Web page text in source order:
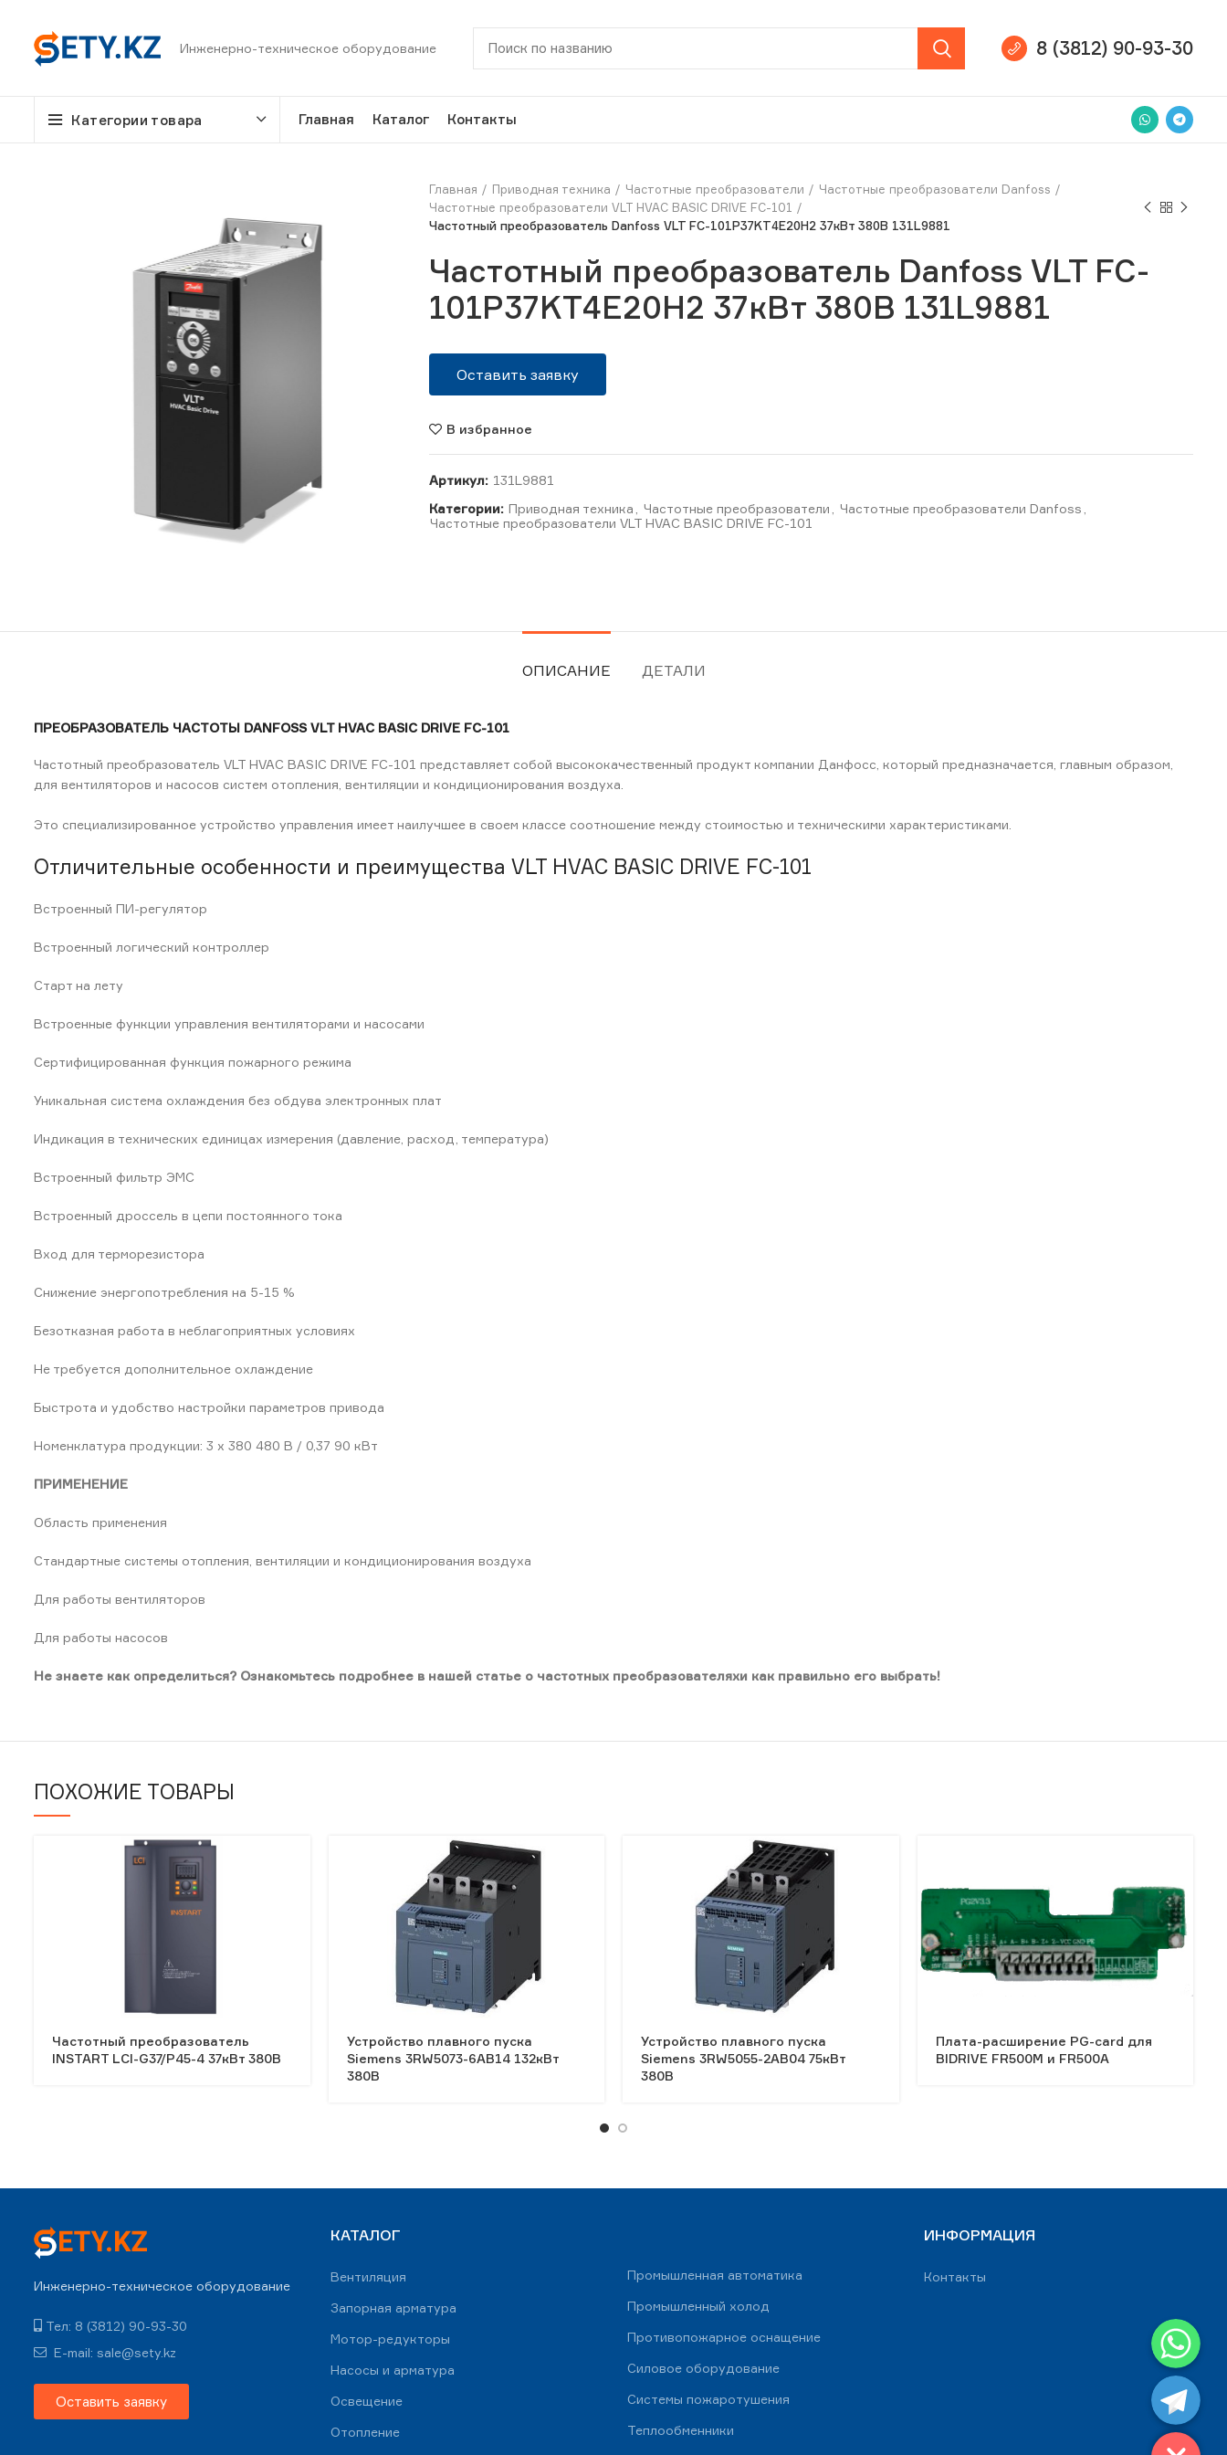
Инженерно-техническое оборудование 8 (3812) 90-93-30
Категории товара Главная Каталог Контакты
Главная Приводная техника Частотные преобразователи
Частотные преобразователи Danfoss
Частотные преобразователи VLT HVAC BASIC DRIVE FC-101
Частотный преобразователь Danfoss VLT FC-101P37KT4E20H2 37кВт 380В 131L9881
Частотный преобразователь Danfoss VLT FC-
101P37KT4E20H2 37кВт 380В 131L9881
Оставить заявку
В избранное
Артикул: 131L9881
Категории: Приводная техника Частотные преобразователи Частотные преобразователи Danfoss
Частотные преобразователи VLT HVAC BASIC DRIVE FC-101
ОПИСАНИЕ ДЕТАЛИ
ПРЕОБРАЗОВАТЕЛЬ ЧАСТОТЫ DANFOSS VLT HVAC BASIC DRIVE FC-101
Частотный преобразователь VLT HVAC BASIC DRIVE FC-101 представляет собой высококачественный продукт компании Данфосс, который предназначается, главным образом,
для вентиляторов и насосов систем отопления, вентиляции и кондиционирования воздуха.
Это специализированное устройство управления имеет наилучшее в своем классе соотношение между стоимостью и техническими характеристиками.
Отличительные особенности и преимущества VLT HVAC BASIC DRIVE FC-101
Встроенный ПИ-регулятор
Встроенный логический контроллер
Старт на лету
Встроенные функции управления вентиляторами и насосами
Сертифицированная функция пожарного режима
Уникальная система охлаждения без обдува электронных плат
Индикация в технических единицах измерения (давление, расход, температура)
Встроенный фильтр ЭМС
Встроенный дроссель в цепи постоянного тока
Вход для терморезистора
Снижение энергопотребления на 5-15 %
Безотказная работа в неблагоприятных условиях
Не требуется дополнительное охлаждение
Быстрота и удобство настройки параметров привода
Номенклатура продукции: 3 x 380 480 В / 0,37 90 кВт
ПРИМЕНЕНИЕ
Область применения
Стандартные системы отопления, вентиляции и кондиционирования воздуха
Для работы вентиляторов
Для работы насосов
Не знаете как определиться? Ознакомьтесь подробнее в нашей статье о частотных преобразователяхи как правильно его выбрать!
ПОХОЖИЕ ТОВАРЫ
Частотный преобразователь
INSTART LCI-G37/P45-4 37кВт 380В
Устройство плавного пуска
Siemens 3RW5073-6AB14 132кВт
380В
Устройство плавного пуска
Siemens 3RW5055-2AB04 75кВт
380В
Плата-расширение PG-card для
BIDRIVE FR500M и FR500A
Инженерно-техническое оборудование
Тел: 8 (3812) 90-93-30
E-mail: sale@sety.kz
Оставить заявку
КАТАЛОГ
Вентиляция
Запорная арматура
Мотор-редукторы
Насосы и арматура
Освещение
Отопление
Промышленная автоматика
Промышленный холод
Противопожарное оснащение
Силовое оборудование
Системы пожаротушения
Теплообменники
ИНФОРМАЦИЯ
Контакты
WhatsApp
Telegram